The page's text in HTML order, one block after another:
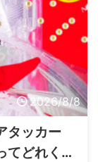
2026/8/8
タッカー
てどれく